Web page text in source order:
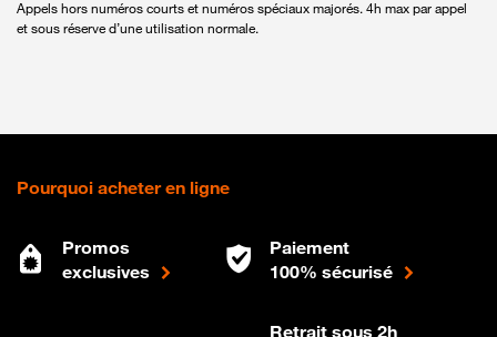
Appels hors numéros courts et numéros spéciaux majorés. 4h max par appel
et sous réserve d’une utilisation normale.
Pourquoi acheter en ligne
Promos
exclusives
Paiement
100% sécurisé
Retrait sous 2h